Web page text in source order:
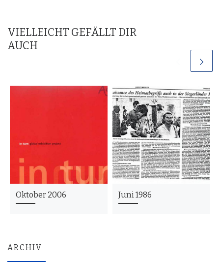
VIELLEICHT GEFÄLLT DIR
AUCH
Oktober 2006 Juni 1986
ARCHIV